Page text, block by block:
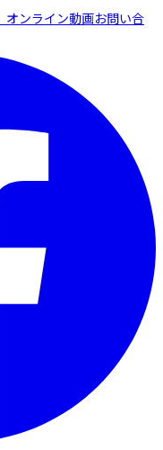
オンライン動画お問い合